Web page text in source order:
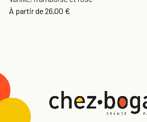
À partir de26,00 €